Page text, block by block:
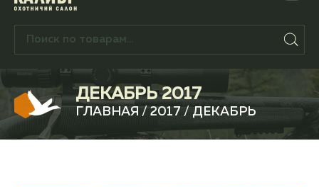
ДЕКАБРЬ 2017
ГЛАВНАЯ / 2017 / ДЕКАБРЬ